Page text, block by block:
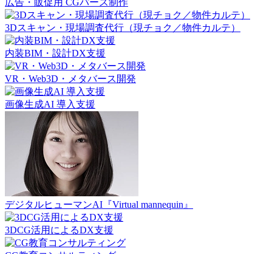
3Dスキャン・現場調査代行（現チョク／物件カルテ）
内装BIM・設計DX支援
VR・Web3D・メタバース開発
画像生成AI 導入支援
デジタルヒューマンAI『Virtual mannequin』
3DCG活用によるDX支援